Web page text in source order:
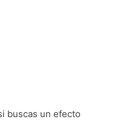
buscas un efecto